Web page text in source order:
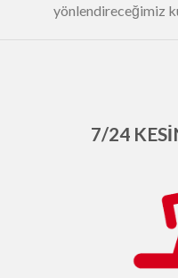
yönlendireceğimiz
7/24